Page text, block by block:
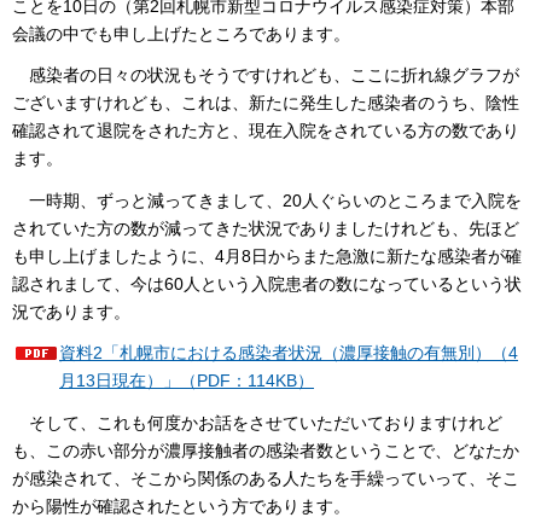
ことを10日の（第2回札幌市新型コロナウイルス感染症対策）本部
会議の中でも申し上げたところであります。
感染者の日々の状況もそうですけれども、ここに折れ線グラフが
ございますけれども、これは、新たに発生した感染者のうち、陰性
確認されて退院をされた方と、現在入院をされている方の数であり
ます。
一時期、ずっと減ってきまして、20人ぐらいのところまで入院を
されていた方の数が減ってきた状況でありましたけれども、先ほど
も申し上げましたように、4月8日からまた急激に新たな感染者が確
認されまして、今は60人という入院患者の数になっているという状
況であります。
資料2「札幌市における感染者状況（濃厚接触の有無別）（4
月13日現在）」（PDF：114KB）
そして、これも何度かお話をさせていただいておりますけれど
も、この赤い部分が濃厚接触者の感染者数ということで、どなたか
が感染されて、そこから関係のある人たちを手繰っていって、そこ
から陽性が確認されたという方であります。